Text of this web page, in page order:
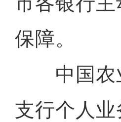
保障。
中国农业
支行个人